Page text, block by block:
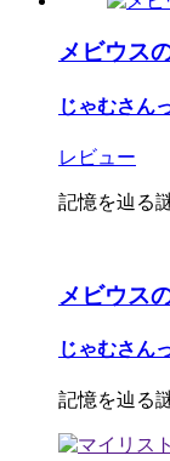
メビウス
じゃむさん
レビュー
記憶を辿る
メビウス
じゃむさん
記憶を辿る